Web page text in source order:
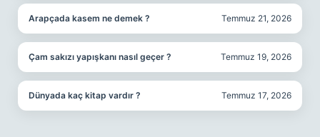
Arapçada kasem ne demek ? Temmuz 21, 2026
Çam sakızı yapışkanı nasıl geçer ? Temmuz 19, 2026
Dünyada kaç kitap vardır ? Temmuz 17, 2026